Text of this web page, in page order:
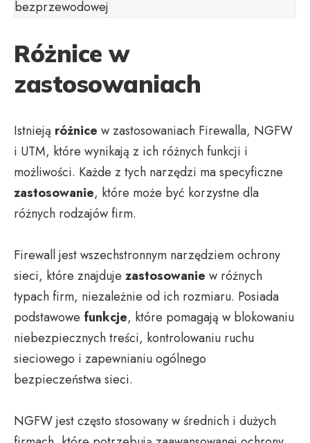
bezprzewodowej
Różnice w
zastosowaniach
Istnieją różnice w zastosowaniach Firewalla, NGFW
i UTM, które wynikają z ich różnych funkcji i
możliwości. Każde z tych narzędzi ma specyficzne
zastosowanie, które może być korzystne dla
różnych rodzajów firm.
Firewall jest wszechstronnym narzędziem ochrony
sieci, które znajduje zastosowanie w różnych
typach firm, niezależnie od ich rozmiaru. Posiada
podstawowe funkcje, które pomagają w blokowaniu
niebezpiecznych treści, kontrolowaniu ruchu
sieciowego i zapewnianiu ogólnego
bezpieczeństwa sieci.
NGFW jest często stosowany w średnich i dużych